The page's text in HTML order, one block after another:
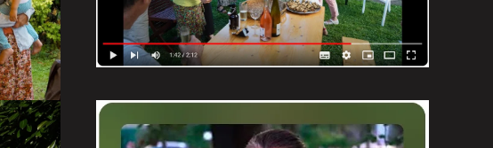
VOIR LA VIDÉO